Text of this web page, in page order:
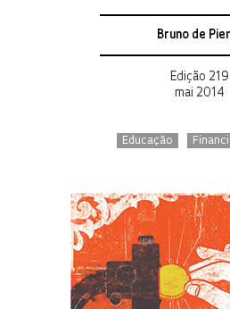
Bruno de
Edição 219
mai 2014
Educação